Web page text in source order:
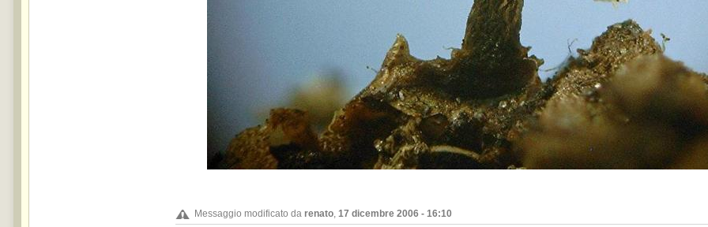
Messaggio modificato da renato, 17 dicembre 2006 - 16:10